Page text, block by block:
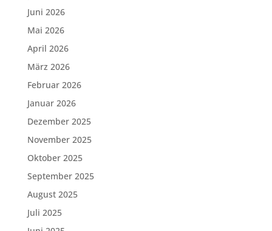
Juni 2026
Mai 2026
April 2026
März 2026
Februar 2026
Januar 2026
Dezember 2025
November 2025
Oktober 2025
September 2025
August 2025
Juli 2025